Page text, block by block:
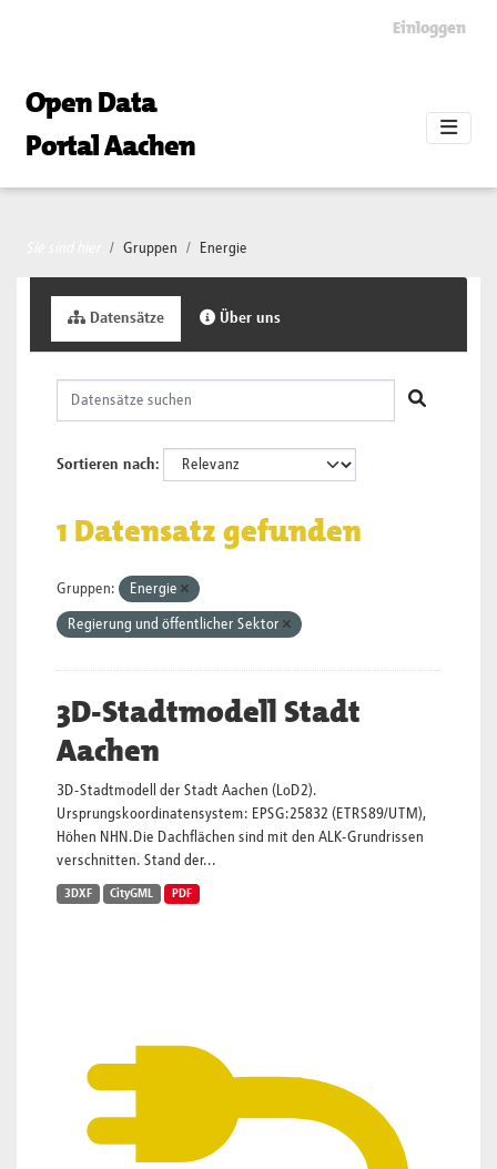
Einloggen
Open Data
Portal Aachen
Gruppen Energie
Datensätze Über uns
Sortieren nach
1 Datensatz gefunden
Gruppen: Energie
Regierung und öffentlicher Sektor
3D-Stadtmodell Stadt
Aachen
3D-Stadtmodell der Stadt Aachen (LoD2).
Ursprungskoordinatensystem: EPSG:25832 (ETRS89/UTM),
Höhen NHN.Die Dachflächen sind mit den ALK-Grundrissen
verschnitten. Stand der...
3DXF CityGML PDF